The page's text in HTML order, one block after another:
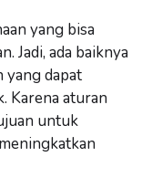
yang bisa
Jadi, ada baiknya
yang dapat
Karena aturan
untuk